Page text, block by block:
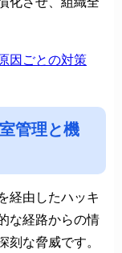
因ごとの対策
管理と機
経由したハッキ
な経路からの情
刻な脅威です。